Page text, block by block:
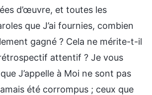
d’œuvre, et toutes les
que J’ai fournies, combien
gagné ? Cela ne mérite-t-il
attentif ? Je vous
J’appelle à Moi ne sont pas
été corrompus ; ceux que